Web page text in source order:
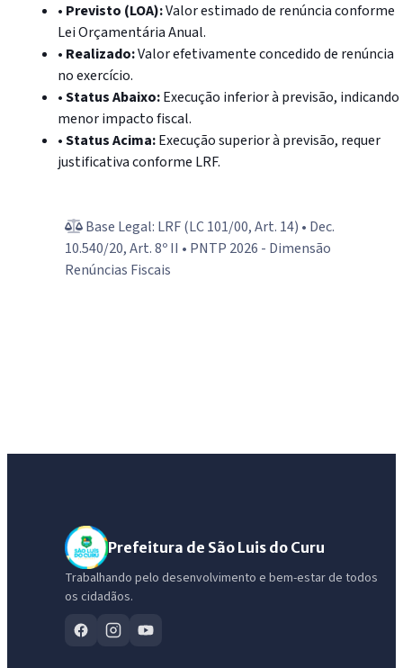
• Previsto (LOA):Valor estimado de renúncia conforme
Lei Orçamentária Anual.
• Realizado:Valor efetivamente concedido de renúncia
no exercício.
•Status Abaixo:Execução inferior à previsão, indicando
menor impacto fiscal.
•Status Acima:Execução superior à previsão, requer
justificativa conforme LRF.
Base Legal: LRF (LC 101/00, Art. 14) • Dec.
10.540/20, Art. 8º II • PNTP 2026 - Dimensão
Renúncias Fiscais
Prefeitura de São Luis do Curu
Trabalhando pelo desenvolvimento e bem-estar de todos
os cidadãos.